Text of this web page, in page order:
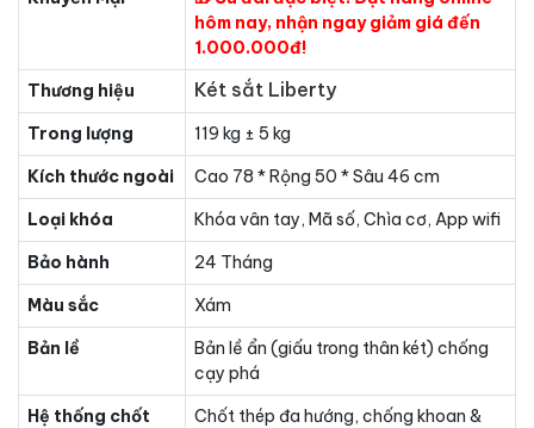
hôm nay, nhận ngay giảm giá đến
1.000.000đ!
Thương hiệu
Két sắt Liberty
Trong lượng
119 kg ± 5 kg
Kích thước ngoài
Cao 78 * Rộng 50 * Sâu 46 cm
Loại khóa
Khóa vân tay, Mã số, Chìa cơ, App wifi
Bảo hành
24 Tháng
Màu sắc
Xám
Bản lề
Bản lề ẩn (giấu trong thân két) chống
cạy phá
Hệ thống chốt
Chốt thép đa hướng, chống khoan &